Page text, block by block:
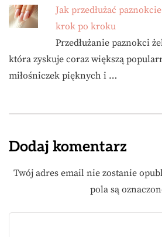
Jak przedłużać
krok po kroku
Przedłużanie paznokci
która zyskuje coraz większą
miłośniczek pięknych i …
Dodaj komentarz
Twój adres email nie zostanie
pola są